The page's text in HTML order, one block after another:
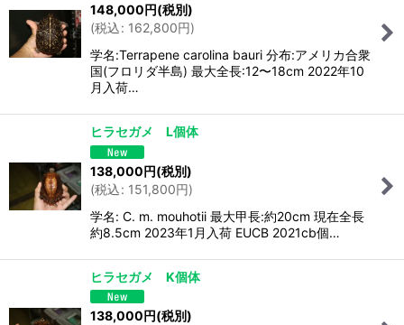
148,000円(税別)
(税込: 162,800円)
学名:Terrapene carolina bauri 分布:アメリカ合衆
国(フロリダ半島) 最大全長:12〜18cm 2022年10
月入荷…
ヒラセガメ L個体
138,000円(税別)
(税込: 151,800円)
学名: C. m. mouhotii 最大甲長:約20cm 現在全長
約8.5cm 2023年1月入荷 EUCB 2021cb個…
ヒラセガメ K個体
138,000円(税別)